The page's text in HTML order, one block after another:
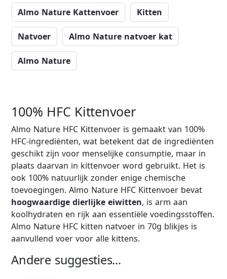
Almo Nature Kattenvoer Kitten
Natvoer Almo Nature natvoer kat
Almo Nature
100% HFC Kittenvoer
Almo Nature HFC Kittenvoer is gemaakt van 100%
HFC-ingrediënten, wat betekent dat de ingrediënten
geschikt zijn voor menselijke consumptie, maar in
plaats daarvan in kittenvoer word gebruikt. Het is
ook 100% natuurlijk zonder enige chemische
toevoegingen. Almo Nature HFC Kittenvoer bevat
hoogwaardige dierlijke eiwitten, is arm aan
koolhydraten en rijk aan essentiële voedingsstoffen.
Almo Nature HFC kitten natvoer in 70g blikjes is
aanvullend voer voor alle kittens.
Andere suggesties...